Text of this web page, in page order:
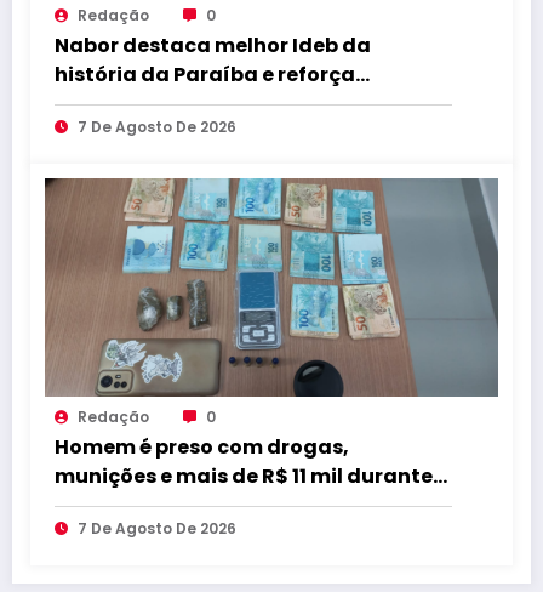
Redação 0
Nabor destaca melhor Ideb da
história da Paraíba e reforça
compromisso com educação de
qualidade
7 De Agosto De 2026
Redação 0
Homem é preso com drogas,
munições e mais de R$ 11 mil durante
operação em Marcação
7 De Agosto De 2026